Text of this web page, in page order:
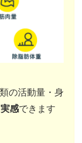
の活動量・身
感できます